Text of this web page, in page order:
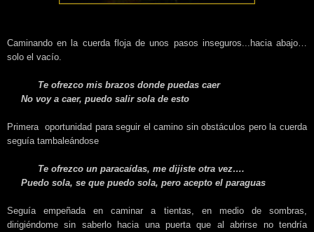
Caminando en la cuerda floja de unos pasos inseguros...hacia abajo…
solo el vacío.
Te ofrezco mis brazos donde puedas caer
No voy a caer, puedo salir sola de esto
Primera oportunidad para seguir el camino sin obstáculos pero la cuerda
seguía tambaleándose
Te ofrezco un paracaídas, me dijiste otra vez….
Puedo sola, se que puedo sola, pero acepto el paraguas
Seguía empeñada en caminar a tientas, en medio de sombras,
dirigiéndome sin saberlo hacia una puerta que al abrirse no tendría